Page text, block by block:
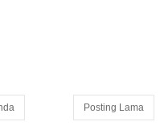
Posting Lama